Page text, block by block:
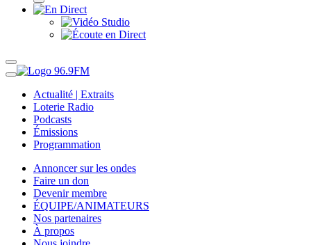
Actualité | Extraits
Loterie Radio
Podcasts
Émissions
Programmation
Annoncer sur les ondes
Faire un don
Devenir membre
ÉQUIPE/ANIMATEURS
Nos partenaires
À propos